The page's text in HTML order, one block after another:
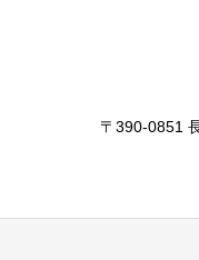
〒390-0851